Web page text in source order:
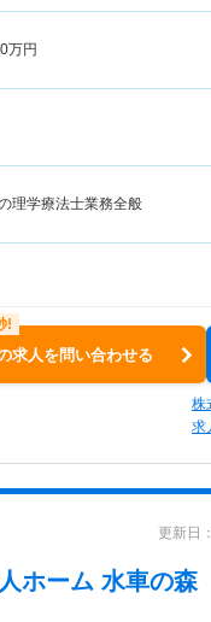
万円
理学療法士業務全般
求人を問い合わせる
株
求
更新日
ホーム 水車の森